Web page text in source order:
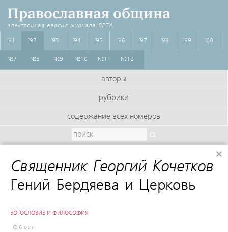
Православная община
электронная версия журнала BETA
'91 '92
№7 №8 №9 №10 №11 №12
'93 '94 '95 '96 '97 '98 '99 '00
авторы
рубрики
содержание всех номеров
Священник Георгий Кочетков:
Гений Бердяева и Церковь
БОГОСЛОВИЕ И ФИЛОСОФИЯ
6 мин.
×